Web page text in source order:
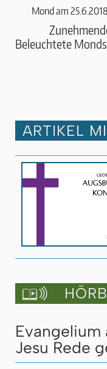
Mond am
Beleuchtete
ARTIKEL

Evangelium
Jesu Rede